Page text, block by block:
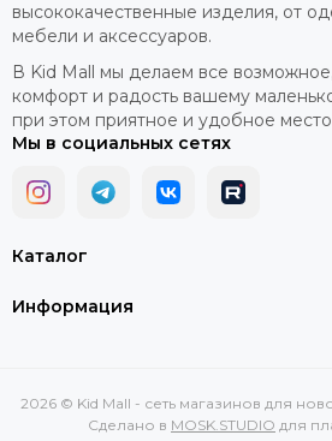
Каталог
Информация
высококачественные изделия, от
мебели и аксессуаров.
В Kid Mall мы делаем все
комфорт и радость вашему
при этом приятное и удобное
Мы в социальных сетях
2026 © Kid Mall - сеть магазинов для
Сделано в MOSK.STUDIO для